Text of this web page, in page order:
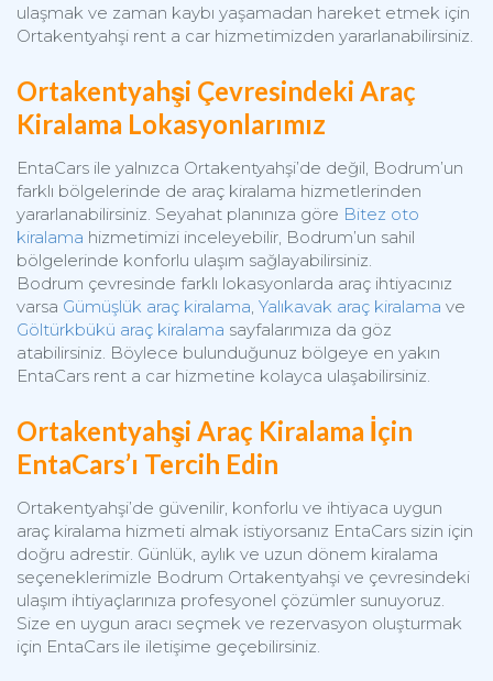
ulaşmak ve zaman kaybı yaşamadan hareket etmek için
Ortakentyahşi rent a car hizmetimizden yararlanabilirsiniz.
Ortakentyahşi Çevresindeki Araç
Kiralama Lokasyonlarımız
EntaCars ile yalnızca Ortakentyahşi’de değil, Bodrum’un
farklı bölgelerinde de araç kiralama hizmetlerinden
yararlanabilirsiniz. Seyahat planınıza göre Bitez oto
kiralama hizmetimizi inceleyebilir, Bodrum’un sahil
bölgelerinde konforlu ulaşım sağlayabilirsiniz.
Bodrum çevresinde farklı lokasyonlarda araç ihtiyacınız
varsa Gümüşlük araç kiralama, Yalıkavak araç kiralama ve
Göltürkbükü araç kiralama sayfalarımıza da göz
atabilirsiniz. Böylece bulunduğunuz bölgeye en yakın
EntaCars rent a car hizmetine kolayca ulaşabilirsiniz.
Ortakentyahşi Araç Kiralama İçin
EntaCars’ı Tercih Edin
Ortakentyahşi’de güvenilir, konforlu ve ihtiyaca uygun
araç kiralama hizmeti almak istiyorsanız EntaCars sizin için
doğru adrestir. Günlük, aylık ve uzun dönem kiralama
seçeneklerimizle Bodrum Ortakentyahşi ve çevresindeki
ulaşım ihtiyaçlarınıza profesyonel çözümler sunuyoruz.
Size en uygun aracı seçmek ve rezervasyon oluşturmak
için EntaCars ile iletişime geçebilirsiniz.